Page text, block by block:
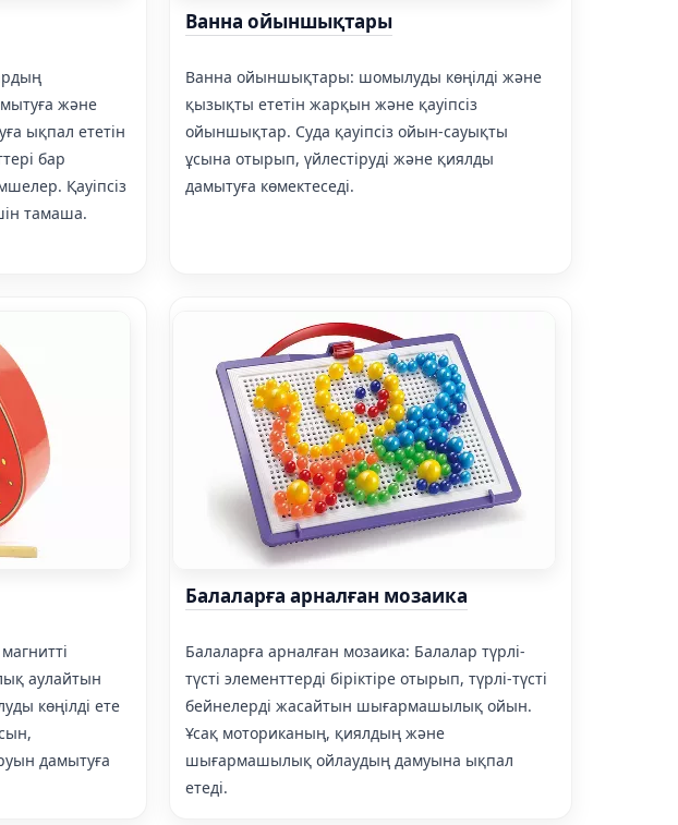
және
ықпал ететін
бар
Қауіпсіз
тамаша.
Ванна ойыншықтары
Ванна ойыншықтары: шомылуды көңілді және
қызықты ететін жарқын және қауіпсіз
ойыншықтар. Суда қауіпсіз ойын-сауықты
ұсына отырып, үйлестіруді және қиялды
дамытуға көмектеседі.
аулайтын
көңілді ете
дамытуға
Балаларға арналған мозаика
Балаларға арналған мозаика: Балалар түрлі-
түсті элементтерді біріктіре отырып, түрлі-түсті
бейнелерді жасайтын шығармашылық ойын.
Ұсақ моториканың, қиялдың және
шығармашылық ойлаудың дамуына ықпал
етеді.